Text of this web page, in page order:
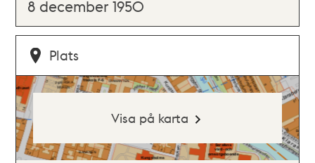
8 december 1950
Plats
Visa på karta